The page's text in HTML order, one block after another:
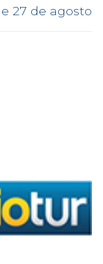
e 27 de agosto